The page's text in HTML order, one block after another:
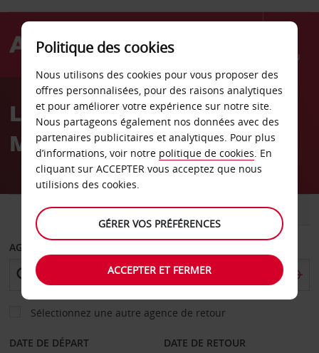
Menu
AvisLocation de voiture
Mersebourg
VOITURE UTILITAIRE
AGENCE DE DÉPART
Sélectionnez une autre agence de retour
DATE DE DÉPART DATE DE RETOUR
Politique des cookies
Nous utilisons des cookies pour vous proposer des
offres personnalisées, pour des raisons analytiques
et pour améliorer votre expérience sur notre site.
Nous partageons également nos données avec des
partenaires publicitaires et analytiques. Pour plus
d’informations, voir notre politique de cookies. En
cliquant sur ACCEPTER vous acceptez que nous
utilisions des cookies.
GÉRER VOS PRÉFÉRENCES
ACCEPTER ET FERMER